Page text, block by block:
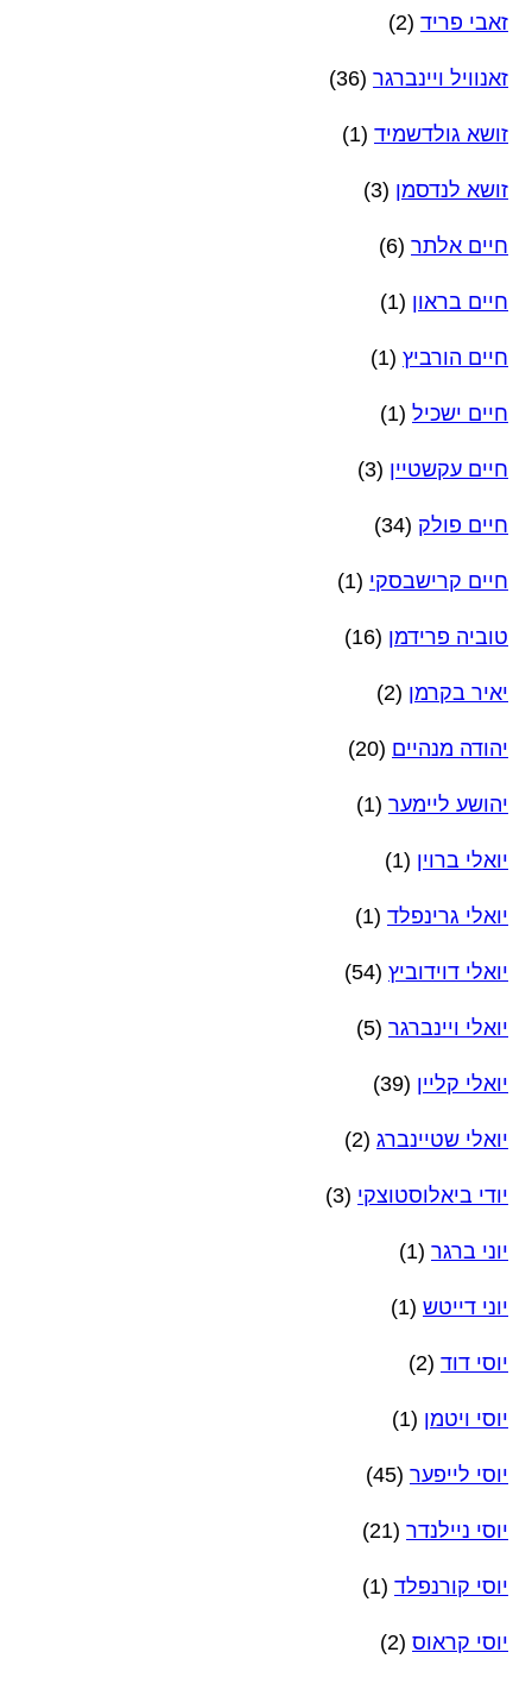
זאבי פריד (2)
זאנוויל ויינברגר (36)
זושא גולדשמיד (1)
זושא לנדסמן (3)
חיים אלתר (6)
חיים בראון (1)
חיים הורביץ (1)
חיים ישכיל (1)
חיים עקשטיין (3)
חיים פולק (34)
חיים קרישבסקי (1)
טוביה פרידמן (16)
יאיר בקרמן (2)
יהודה מנהיים (20)
יהושע ליימער (1)
יואלי ברוין (1)
יואלי גרינפלד (1)
יואלי דוידוביץ (54)
יואלי ויינברגר (5)
יואלי קליין (39)
יואלי שטיינברג (2)
יודי ביאלוסטוצקי (3)
יוני ברגר (1)
יוני דייטש (1)
יוסי דוד (2)
יוסי ויטמן (1)
יוסי לייפער (45)
יוסי ניילנדר (21)
יוסי קורנפלד (1)
יוסי קראוס (2)